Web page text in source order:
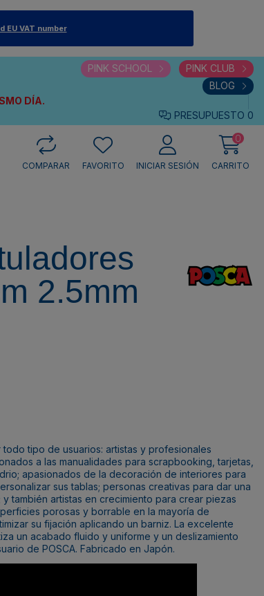
EU VAT number
DÍA.
PINK SCHOOL
PINK CLUB
BLOG
PRESUPUESTO 0
COMPARAR
FAVORITO INICIAR SESIÓN
0
CARRITO
2.5mm
tipo de usuarios: artistas y profesionales
a las manualidades para scrapbooking, tarjetas,
apasionados de la decoración de interiores para
sus tablas; personas creativas para dar una
también artistas en crecimiento para crear piezas
porosas y borrable en la mayoría de
su fijación aplicando un barniz. La excelente
un acabado fluido y uniforme y un deslizamiento
de POSCA. Fabricado en Japón.